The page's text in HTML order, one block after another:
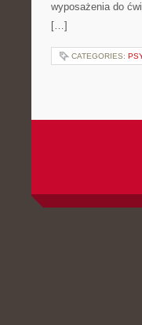
wyposażenia do
[…]
CATEGORIES: